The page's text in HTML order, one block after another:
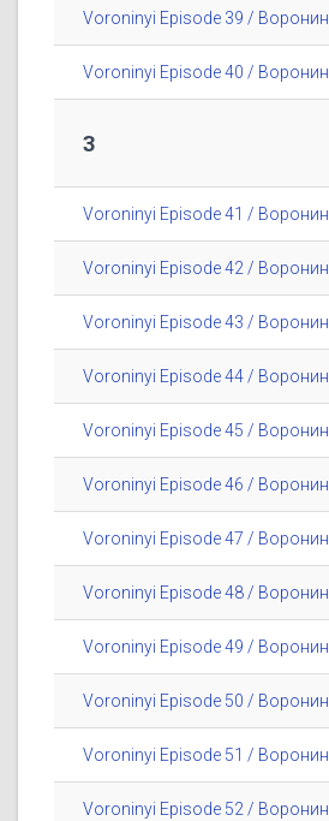
Voroninyi Episode 39 /
Voroninyi Episode 40 /
3
Voroninyi Episode 41 /
Voroninyi Episode 42 /
Voroninyi Episode 43 /
Voroninyi Episode 44 /
Voroninyi Episode 45 /
Voroninyi Episode 46 /
Voroninyi Episode 47 /
Voroninyi Episode 48 /
Voroninyi Episode 49 /
Voroninyi Episode 50 /
Voroninyi Episode 51 /
Voroninyi Episode 52 /